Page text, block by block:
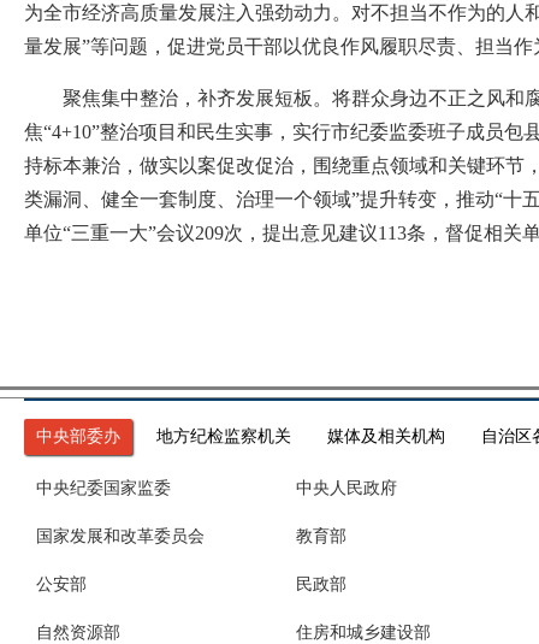
为全市经济高质量发展注入强劲动力。对不担当不作为的
量发展”等问题，促进党员干部以优良作风履职尽责、担当作
聚焦集中整治，补齐发展短板。将群众身边不正之风和
焦“4+10”整治项目和民生实事，实行市纪委监委班子成员
持标本兼治，做实以案促改促治，围绕重点领域和关键环节
类漏洞、健全一套制度、治理一个领域”提升转变，推动“十
单位“三重一大”会议209次，提出意见建议113条，督促相
中央部委办 地方纪检监察机关 媒体及相关机构 自治区
中央纪委国家监委 中央人民政府
国家发展和改革委员会 教育部
公安部 民政部
自然资源部 住房和城乡建设部